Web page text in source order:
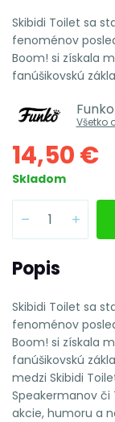
Skibidi Toilet sa
fenoménov
Boom! si získala
fanúšikovskú
Funko
Všetko
14,50 €
Skladom
Popis
Skibidi Toilet sa
fenoménov
Boom! si získala
fanúšikovskú
medzi Skibidi
Speakermanov či
akcie, humoru a